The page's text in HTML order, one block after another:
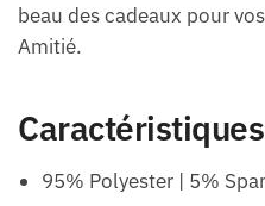
beau des cadeaux pour
Amitié.
95% Polyester | 5%